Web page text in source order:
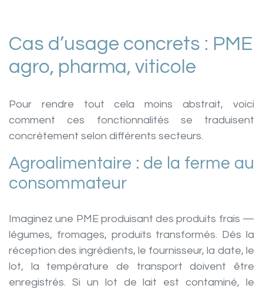
Cas d’usage concrets : PME
agro, pharma, viticole
Pour rendre tout cela moins abstrait, voici
comment ces fonctionnalités se traduisent
concrètement selon différents secteurs.
Agroalimentaire : de la ferme au
consommateur
Imaginez une PME produisant des produits frais —
légumes, fromages, produits transformés. Dès la
réception des ingrédients, le fournisseur, la date, le
lot, la température de transport doivent être
enregistrés. Si un lot de lait est contaminé, le